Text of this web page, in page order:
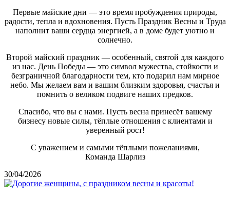
Первые майские дни — это время пробуждения природы,
радости, тепла и вдохновения. Пусть Праздник Весны и Труда
наполнит ваши сердца энергией, а в доме будет уютно и
солнечно.
Второй майский праздник — особенный, святой для каждого
из нас. День Победы — это символ мужества, стойкости и
безграничной благодарности тем, кто подарил нам мирное
небо. Мы желаем вам и вашим близким здоровья, счастья и
помнить о великом подвиге наших предков.
Спасибо, что вы с нами. Пусть весна принесёт вашему
бизнесу новые силы, тёплые отношения с клиентами и
уверенный рост!
С уважением и самыми тёплыми пожеланиями,
Команда Шарлиз
30/04/2026